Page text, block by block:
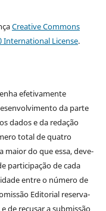
Creative Commons
International License.
efetivamente
da parte
dados e da redação
total de quatro
maior do que essa, deve-
participação de cada
entre o número de
Editorial reserva-
de recusar a submissão